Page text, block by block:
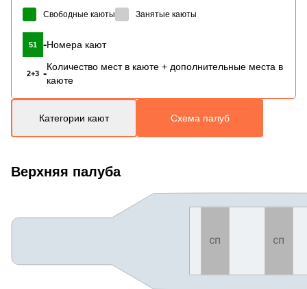
Свободные каюты Занятые каюты
51 -Номера кают
2+3 -
Количество мест в каюте + дополнительные места в
каюте
Категории кают Схема палуб
Верхняя палуба